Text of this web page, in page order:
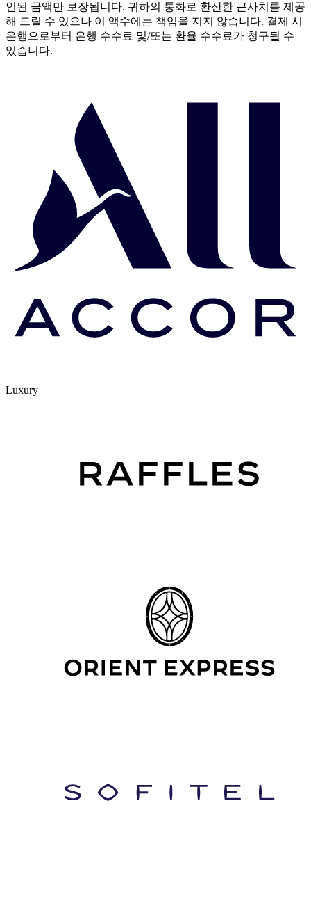
인된 금액만 보장됩니다. 귀하의 통화로 환산한 근사치를 제공
해 드릴 수 있으나 이 액수에는 책임을 지지 않습니다. 결제 시
은행으로부터 은행 수수료 및/또는 환율 수수료가 청구될 수
있습니다.
Luxury